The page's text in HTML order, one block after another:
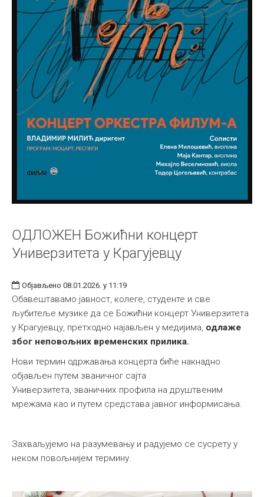
ОДЛОЖЕН Божићни концерт
Универзитета у Крагујевцу
Објављено 08.01.2026. у 11:19
Обавештавамо јавност, колеге, студенте и све
љубитеље музике да се Божићни концерт Универзитета
у Крагујевцу, претходно најављен у медијима, одлаже
због неповољних временских прилика.
Нови термин одржавања концерта биће накнадно
објављен путем званичног сајта
Универзитета, званичних профила на друштвеним
мрежама као и путем средстава јавног информисања.
Захваљујемо на разумевању и радујемо се сусрету у
неком повољнијем термину.